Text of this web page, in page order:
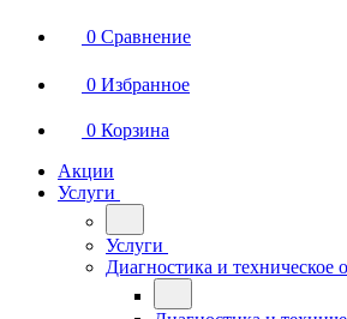
0 Сравнение
0 Избранное
0 Корзина
Акции
Услуги
Услуги
Диагностика и техническое